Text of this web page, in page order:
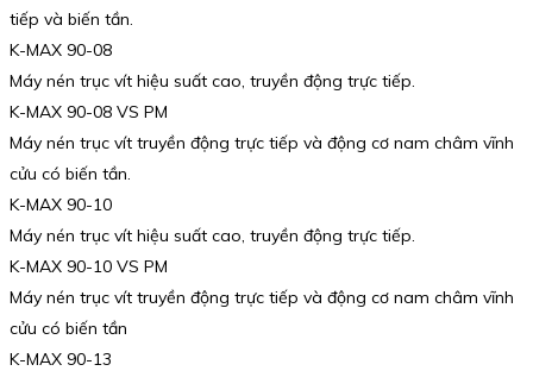
tiếp và biến tần.
K-MAX 90-08
Máy nén trục vít hiệu suất cao, truyền động trực tiếp.
K-MAX 90-08 VS PM
Máy nén trục vít truyền động trực tiếp và động cơ nam châm vĩnh
cửu có biến tần.
K-MAX 90-10
Máy nén trục vít hiệu suất cao, truyền động trực tiếp.
K-MAX 90-10 VS PM
Máy nén trục vít truyền động trực tiếp và động cơ nam châm vĩnh
cửu có biến tần
K-MAX 90-13